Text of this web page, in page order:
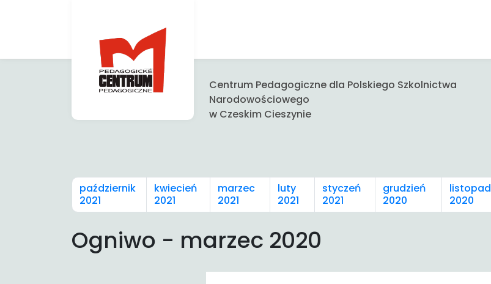
Centrum Pedagogiczne dla Polskiego Szkolnictwa
Narodowościowego
w Czeskim Cieszynie
październik
2021
kwiecień
2021
marzec
2021
luty
2021
styczeń
2021
grudzień
2020
listopad
2020
Ogniwo - marzec 2020